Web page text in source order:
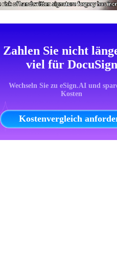
Zahlen Sie nicht
viel für DocuSign
Wechseln Sie zu eSign.AI und
Kosten
Kostenvergleich